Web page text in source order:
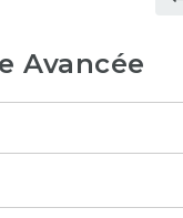
Avancée